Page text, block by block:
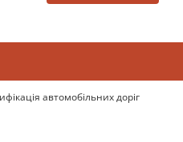
автомобільних доріг